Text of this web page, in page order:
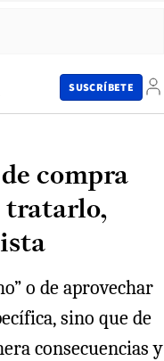
SUSCRÍBETE
compra
tratarlo,
o de aprovechar
sino que de
consecuencias y